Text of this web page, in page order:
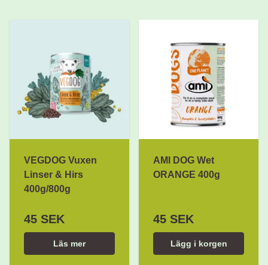
VEGDOG Vuxen
Linser & Hirs
400g/800g
45 SEK
Läs mer
AMI DOG Wet
ORANGE 400g
45 SEK
Lägg i korgen